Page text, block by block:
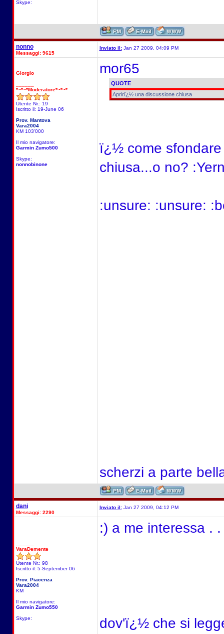
Skype:
nonno
Messaggi: 9615
Inviato il:Jan 27 2009, 04:09 PM
Giorgio
*~*~*Moderatore*~*~*
Utente Nr.: 19
Iscritto il: 19-June 06
Prov. Mantova
Vara2004
KM 103'000
Il mio navigatore:
Garmin Zumo500
Skype:
nonnobinone
mor65
QUOTE
Aprirï¿½ una discussione chiusa
ï¿½ come
chiusa...o no?
:unsure: :unsure:
scherzi a parte
dani
Messaggi: 2290
Inviato il:Jan 27 2009, 04:12 PM
VaraDemente
Utente Nr.: 98
Iscritto il: 5-September 06
Prov. Piacenza
Vara2004
KM
Il mio navigatore:
Garmin Zumo550
Skype:
:) a me interessa .
dov'ï¿½ che si